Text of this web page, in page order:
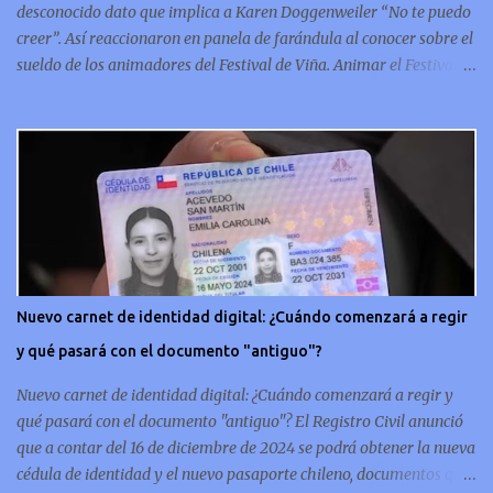
desconocido dato que implica a Karen Doggenweiler “No te puedo
creer”. Así reaccionaron en panela de farándula al conocer sobre el
sueldo de los animadores del Festival de Viña. Animar el Festival
debería ser acorde. ¿Cuánto ganará Karen Doggenweiler y su
acompañante? Según se conoce hasta ahora, los animadores del
Festival de Viña del Mar no reciben un sueldo por su rol en el
evento. Al menos no un monto extra al que venían percibirndo por
contrato con su canal empleador. “A la Karen no le pagan, no le
pagan aparte. Hace rato que no pagan”, confirmó la periodista de
espectáculos, Cecilia Gutiérrez, en el programa Hay Que Decirlo
(Canal 13). “A mí la Tonka (Tomicic) me dijo que a ellos no le
pagaban”, complementó Willy Sabor. Nacho Gutiérrez aportó que,
Nuevo carnet de identidad digital: ¿Cuándo comenzará a regir
y qué pasará con el documento "antiguo"?
Nuevo carnet de identidad digital: ¿Cuándo comenzará a regir y
qué pasará con el documento "antiguo"? El Registro Civil anunció
que a contar del 16 de diciembre de 2024 se podrá obtener la nueva
cédula de identidad y el nuevo pasaporte chileno, documentos que